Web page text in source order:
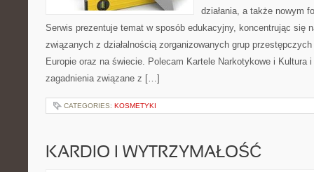
działania, a także nowym
Serwis prezentuje temat w sposób edukacyjny, koncentrując się
związanych z działalnością zorganizowanych grup
Europie oraz na świecie. Polecam Kartele Narkotykowe i Kultura
zagadnienia związane z […]
CATEGORIES: KOSMETYKI
KARDIO I WYTRZYMAŁOŚĆ